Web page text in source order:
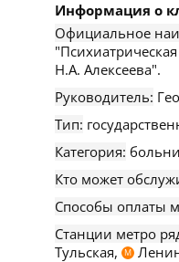
Информация о
Официальное
Н.А. Алексеева".
Руководитель:
Тип:
Категория:
Кто может
Способы оплаты
Станции метро
Тульская, М